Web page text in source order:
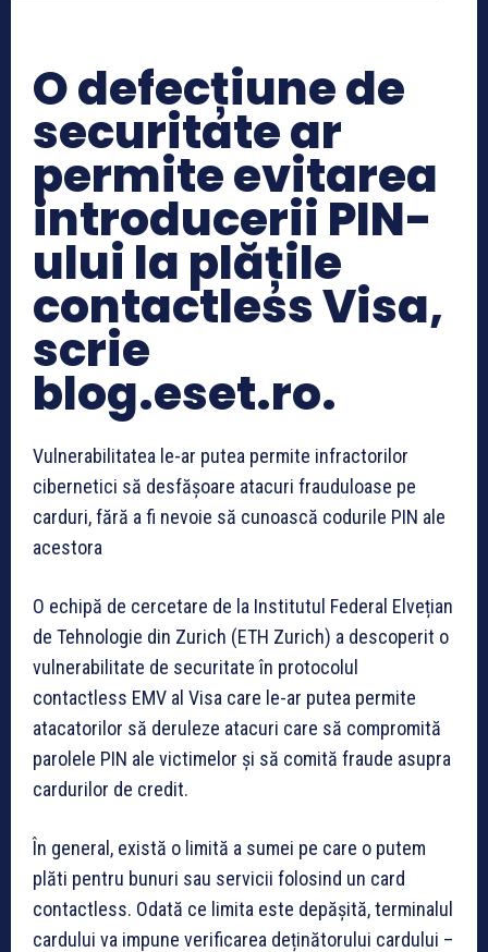
O defecțiune de
securitate ar
permite evitarea
introducerii PIN-
ului la plățile
contactless Visa,
scrie
blog.eset.ro.
Vulnerabilitatea le-ar putea permite infractorilor
cibernetici să desfășoare atacuri frauduloase pe
carduri, fără a fi nevoie să cunoască codurile PIN ale
acestora
O echipă de cercetare de la Institutul Federal Elvețian
de Tehnologie din Zurich (ETH Zurich) a descoperit o
vulnerabilitate de securitate în protocolul
contactless EMV al Visa care le-ar putea permite
atacatorilor să deruleze atacuri care să compromită
parolele PIN ale victimelor și să comită fraude asupra
cardurilor de credit.
În general, există o limită a sumei pe care o putem
plăti pentru bunuri sau servicii folosind un card
contactless. Odată ce limita este depășită, terminalul
cardului va impune verificarea deținătorului cardului –